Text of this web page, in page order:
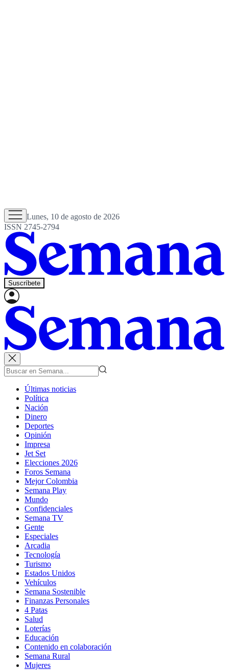
Lunes, 10 de agosto de 2026
ISSN 2745-2794
Suscríbete
Últimas noticias
Política
Nación
Dinero
Deportes
Opinión
Impresa
Jet Set
Elecciones 2026
Foros Semana
Mejor Colombia
Semana Play
Mundo
Confidenciales
Semana TV
Gente
Especiales
Arcadia
Tecnología
Turismo
Estados Unidos
Vehículos
Semana Sostenible
Finanzas Personales
4 Patas
Salud
Loterías
Educación
Contenido en colaboración
Semana Rural
Mujeres